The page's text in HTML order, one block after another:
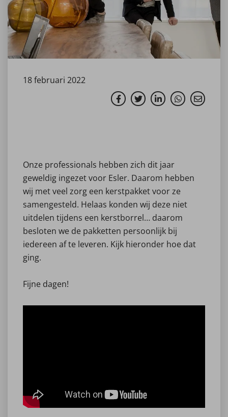
18 februari 2022
Onze professionals hebben zich dit jaar
geweldig ingezet voor Esler. Daarom hebben
wij met veel zorg een kerstpakket voor ze
samengesteld. Helaas konden wij deze niet
uitdelen tijdens een kerstborrel… daarom
besloten we de pakketten persoonlijk bij
iedereen af te leveren. Kijk hieronder hoe dat
ging.
Fijne dagen!